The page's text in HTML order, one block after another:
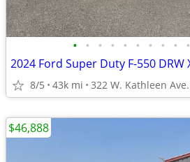
• • • • • • • • • •
8/5 43k mi 322 W. Kathleen Ave.
$46,888